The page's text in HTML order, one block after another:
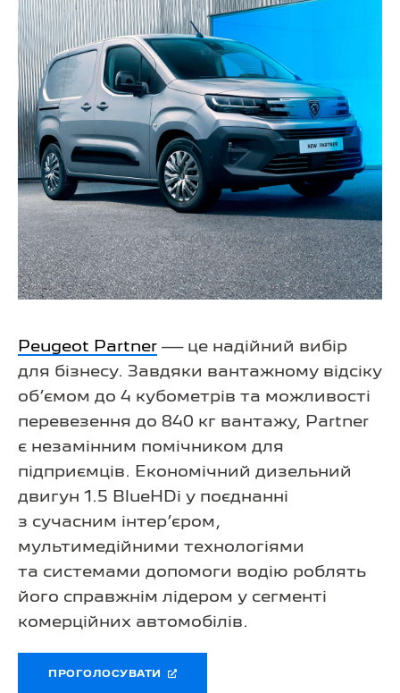
Peugeot Partner — це надійний вибір
для бізнесу. Завдяки вантажному відсіку
об’ємом до 4 кубометрів та можливості
перевезення до 840 кг вантажу, Partner
є незамінним помічником для
підприємців. Економічний дизельний
двигун 1.5 BlueHDi у поєднанні
з сучасним інтер’єром,
мультимедійними технологіями
та системами допомоги водію роблять
його справжнім лідером у сегменті
комерційних автомобілів.
ПРОГОЛОСУВАТИ